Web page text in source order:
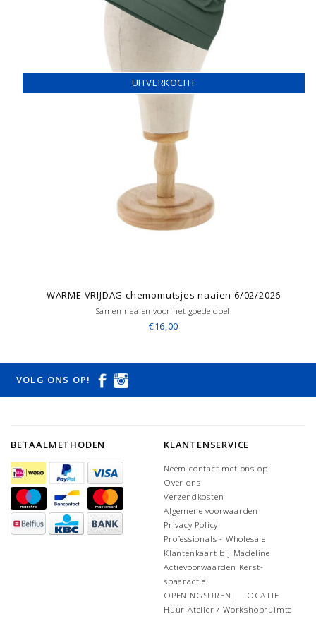
UITVERKOCHT
WARME VRIJDAG chemomutsjes naaien 6/02/2026
Samen naaien voor het goede doel.
€16,00
VOLG ONS OP!
BETAALMETHODEN KLANTENSERVICE
Neem contact met ons op
Over ons
Verzendkosten
Algemene voorwaarden
Privacy Policy
Professionals - Wholesale
Klantenkaart bij Madeline
Actievoorwaarden Kerst-
spaaractie
OPENINGSUREN | LOCATIE
Huur Atelier / Workshopruimte